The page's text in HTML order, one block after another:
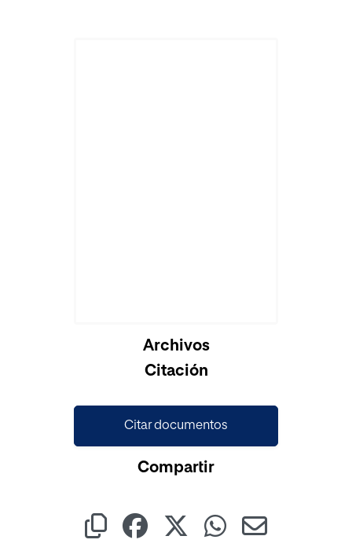
Archivos
Citación
Citar documentos
Compartir